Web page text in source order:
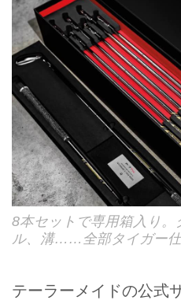
8本セットで専用箱入り
ル、溝……全部タイガー
テーラーメイドの公式